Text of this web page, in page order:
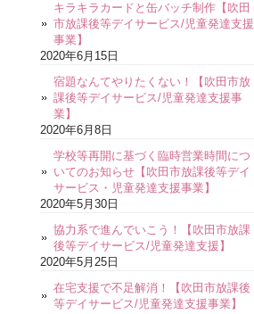
キラキラカードと缶バッチ制作【吹田
市放課後等デイサービス/児童発達支援
事業】
2020年6月15日
宿題なんてやりたくない！【吹田市放
課後等デイサービス/児童発達支援事
業】
2020年6月8日
学校等再開に基づく臨時営業時間につ
いてのお知らせ【吹田市放課後等デイ
サービス・児童発達支援事業】
2020年5月30日
協力系で進んでいこう！【吹田市放課
後等デイサービス/児童発達支援】
2020年5月25日
在宅支援で不足解消！【吹田市放課後
等デイサービス/児童発達支援事業】